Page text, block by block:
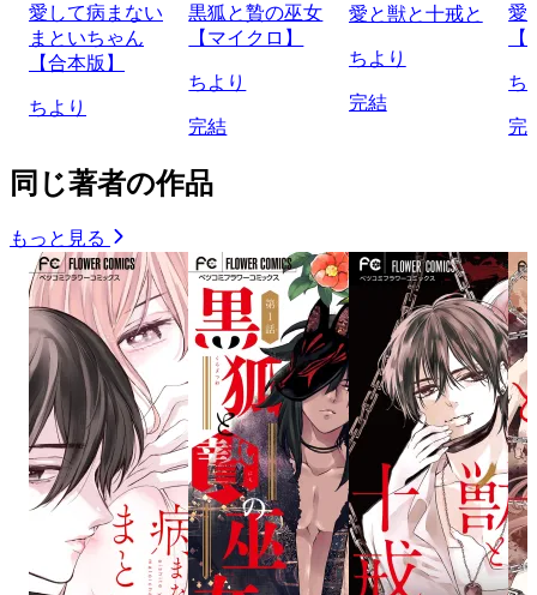
愛して病まない
まといちゃん
【合本版】
ちより
黒狐と贄の巫女
【マイクロ】
ちより
完結
愛と獣と十戒と
ちより
完結
愛
ち
完
同じ著者の作品
もっと見る